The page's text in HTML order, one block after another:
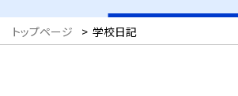
トップページ > 学校日記